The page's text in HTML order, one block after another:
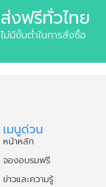
ส่งฟรีทั่วไทย
ไม่มีขั้นต่ำในการสั่งซื้อ
เมนูด่วน
หน้าหลัก
จองอบรมฟรี
ข่าวและความรู้